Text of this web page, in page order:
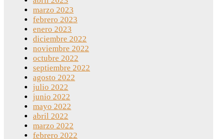
marzo 2023
febrero 2023
enero 2023
diciembre 2022
noviembre 2022
octubre 2022
septiembre 2022
agosto 2022
julio 2022
junio 2022
mayo 2022
abril 2022
marzo 2022
febrero 2022